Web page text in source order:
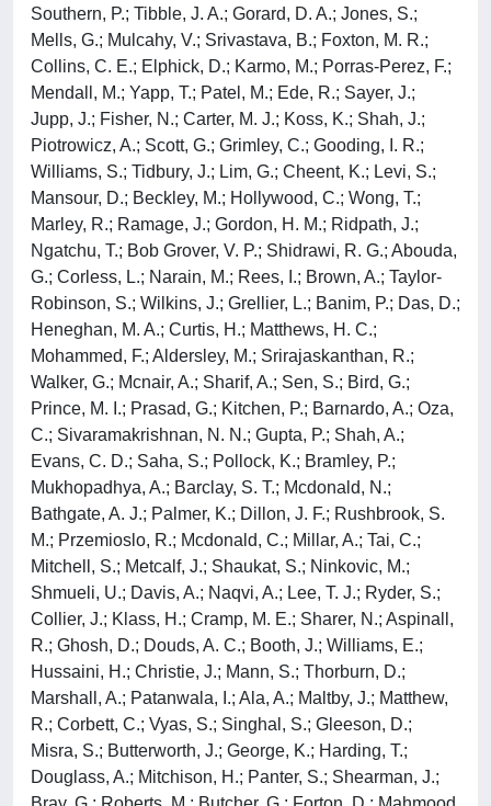
Southern, P.; Tibble, J. A.; Gorard, D. A.; Jones, S.;
Mells, G.; Mulcahy, V.; Srivastava, B.; Foxton, M. R.;
Collins, C. E.; Elphick, D.; Karmo, M.; Porras-Perez, F.;
Mendall, M.; Yapp, T.; Patel, M.; Ede, R.; Sayer, J.;
Jupp, J.; Fisher, N.; Carter, M. J.; Koss, K.; Shah, J.;
Piotrowicz, A.; Scott, G.; Grimley, C.; Gooding, I. R.;
Williams, S.; Tidbury, J.; Lim, G.; Cheent, K.; Levi, S.;
Mansour, D.; Beckley, M.; Hollywood, C.; Wong, T.;
Marley, R.; Ramage, J.; Gordon, H. M.; Ridpath, J.;
Ngatchu, T.; Bob Grover, V. P.; Shidrawi, R. G.; Abouda,
G.; Corless, L.; Narain, M.; Rees, I.; Brown, A.; Taylor-
Robinson, S.; Wilkins, J.; Grellier, L.; Banim, P.; Das, D.;
Heneghan, M. A.; Curtis, H.; Matthews, H. C.;
Mohammed, F.; Aldersley, M.; Srirajaskanthan, R.;
Walker, G.; Mcnair, A.; Sharif, A.; Sen, S.; Bird, G.;
Prince, M. I.; Prasad, G.; Kitchen, P.; Barnardo, A.; Oza,
C.; Sivaramakrishnan, N. N.; Gupta, P.; Shah, A.;
Evans, C. D.; Saha, S.; Pollock, K.; Bramley, P.;
Mukhopadhya, A.; Barclay, S. T.; Mcdonald, N.;
Bathgate, A. J.; Palmer, K.; Dillon, J. F.; Rushbrook, S.
M.; Przemioslo, R.; Mcdonald, C.; Millar, A.; Tai, C.;
Mitchell, S.; Metcalf, J.; Shaukat, S.; Ninkovic, M.;
Shmueli, U.; Davis, A.; Naqvi, A.; Lee, T. J.; Ryder, S.;
Collier, J.; Klass, H.; Cramp, M. E.; Sharer, N.; Aspinall,
R.; Ghosh, D.; Douds, A. C.; Booth, J.; Williams, E.;
Hussaini, H.; Christie, J.; Mann, S.; Thorburn, D.;
Marshall, A.; Patanwala, I.; Ala, A.; Maltby, J.; Matthew,
R.; Corbett, C.; Vyas, S.; Singhal, S.; Gleeson, D.;
Misra, S.; Butterworth, J.; George, K.; Harding, T.;
Douglass, A.; Mitchison, H.; Panter, S.; Shearman, J.;